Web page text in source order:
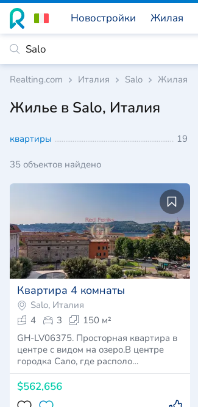
Новостройки Жилая
Realting.com Италия Salo Жилая
Жилье в Salo, Италия
квартиры 19
35 объектов найдено
Квартира 4 комнаты
Salo, Италия
4
3
150 м²
GH-LV06375. Просторная квартира в
центре с видом на озеро.В центре
городка Сало, где располо…
$562,656